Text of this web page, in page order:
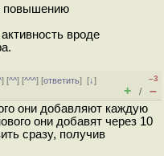
повышению
вроде
] [^^] [^^^] [ответить][↓]
–3
+ / –
они добавляют каждую
они добавят через 10
сразу, получив